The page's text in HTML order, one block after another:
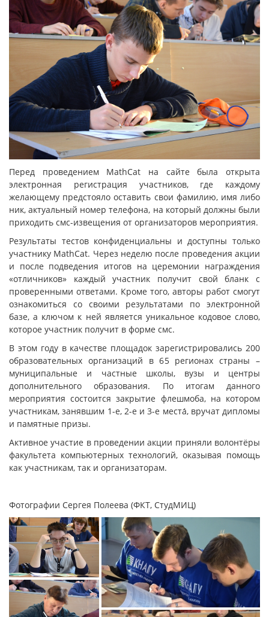
Перед проведением MathСat на сайте была открыта
электронная регистрация участников, где каждому
желающему предстояло оставить свои фамилию, имя либо
ник, актуальный номер телефона, на который должны были
приходить смс-извещения от организаторов мероприятия.
Результаты тестов конфиденциальны и доступны только
участнику MathCat. Через неделю после проведения акции
и после подведения итогов на церемонии награждения
«отличников» каждый участник получит свой бланк с
проверенными ответами. Кроме того, авторы работ смогут
ознакомиться со своими результатами по электронной
базе, а ключом к ней является уникальное кодовое слово,
которое участник получит в форме смс.
В этом году в качестве площадок зарегистрировались 200
образовательных организаций в 65 регионах страны –
муниципальные и частные школы, вузы и центры
дополнительного образования. По итогам данного
мероприятия состоится закрытие флешмоба, на котором
участникам, занявшим 1-е, 2-е и 3-е места́, вручат дипломы
и памятные призы.
Активное участие в проведении акции приняли волонтёры
факультета компьютерных технологий, оказывая помощь
как участникам, так и организаторам.
Фотографии Сергея Полеева (ФКТ, СтудМИЦ)